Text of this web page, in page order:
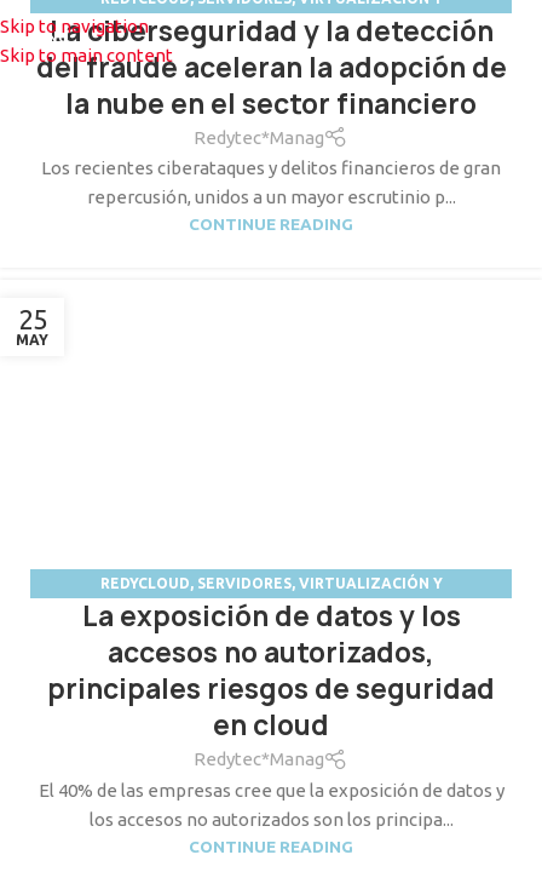
Skip to navigation
Skip to main content
MENU
ALMACENAMIENTO
La ciberseguridad y la detección
del fraude aceleran la adopción de
la nube en el sector financiero
Redytec*Manag
Los recientes ciberataques y delitos financieros de gran
repercusión, unidos a un mayor escrutinio p...
CONTINUE READING
25
MAY
REDYCLOUD, SERVIDORES, VIRTUALIZACIÓN Y
ALMACENAMIENTO
La exposición de datos y los
accesos no autorizados,
principales riesgos de seguridad
en cloud
Redytec*Manag
El 40% de las empresas cree que la exposición de datos y
los accesos no autorizados son los principa...
CONTINUE READING